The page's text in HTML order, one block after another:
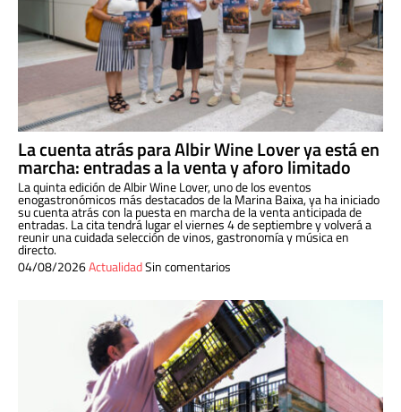
La cuenta atrás para Albir Wine Lover ya está en
marcha: entradas a la venta y aforo limitado
La quinta edición de Albir Wine Lover, uno de los eventos
enogastronómicos más destacados de la Marina Baixa, ya ha iniciado
su cuenta atrás con la puesta en marcha de la venta anticipada de
entradas. La cita tendrá lugar el viernes 4 de septiembre y volverá a
reunir una cuidada selección de vinos, gastronomía y música en
directo.
04/08/2026ActualidadSin comentarios